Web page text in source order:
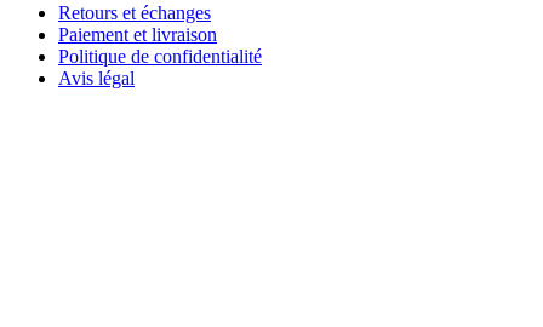
Retours et échanges
Paiement et livraison
Politique de confidentialité
Avis légal